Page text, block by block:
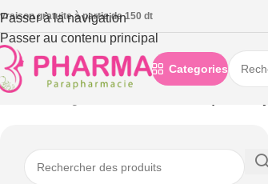
Passer à la navigation
Passer au contenu principal
gratuite à partie de 150 dt
Categories